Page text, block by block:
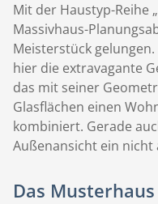
Mit der Haustyp-Reihe
Massivhaus-
Meisterstück
hier die extravagante
das mit seiner
Glasflächen einen
kombiniert. Gerade
Außenansicht ein nicht
Das